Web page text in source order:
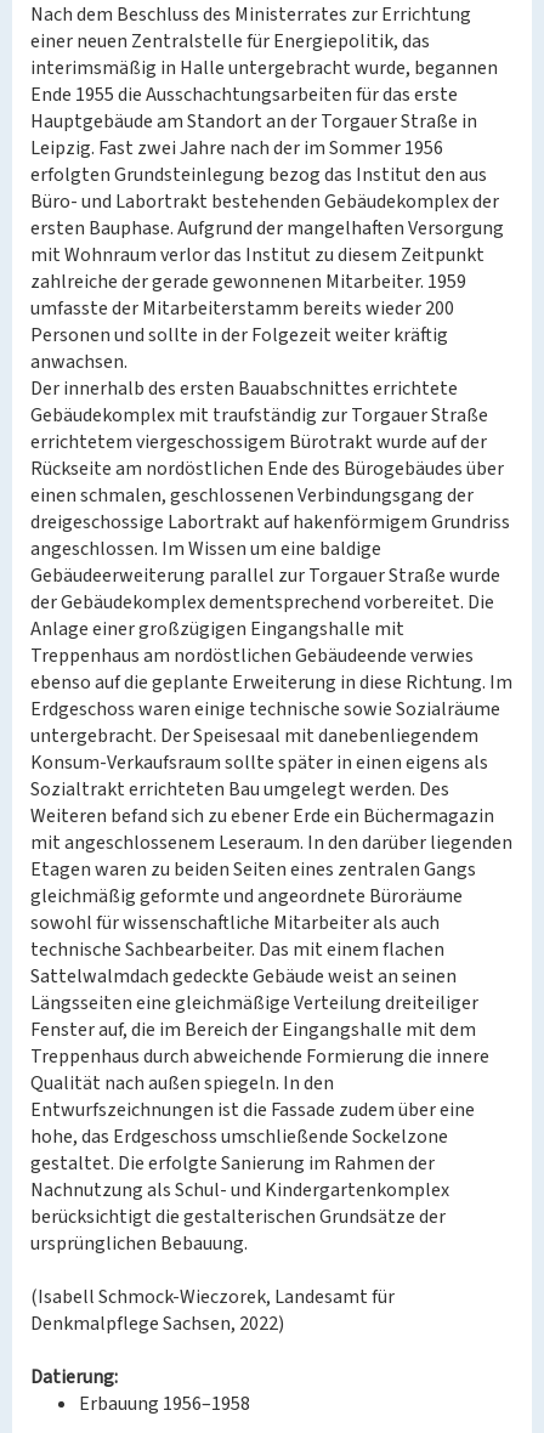
Nach dem Beschluss des Ministerrates zur Errichtung
einer neuen Zentralstelle für Energiepolitik, das
interimsmäßig in Halle untergebracht wurde, begannen
Ende 1955 die Ausschachtungsarbeiten für das erste
Hauptgebäude am Standort an der Torgauer Straße in
Leipzig. Fast zwei Jahre nach der im Sommer 1956
erfolgten Grundsteinlegung bezog das Institut den aus
Büro- und Labortrakt bestehenden Gebäudekomplex der
ersten Bauphase. Aufgrund der mangelhaften Versorgung
mit Wohnraum verlor das Institut zu diesem Zeitpunkt
zahlreiche der gerade gewonnenen Mitarbeiter. 1959
umfasste der Mitarbeiterstamm bereits wieder 200
Personen und sollte in der Folgezeit weiter kräftig
anwachsen.
Der innerhalb des ersten Bauabschnittes errichtete
Gebäudekomplex mit traufständig zur Torgauer Straße
errichtetem viergeschossigem Bürotrakt wurde auf der
Rückseite am nordöstlichen Ende des Bürogebäudes über
einen schmalen, geschlossenen Verbindungsgang der
dreigeschossige Labortrakt auf hakenförmigem Grundriss
angeschlossen. Im Wissen um eine baldige
Gebäudeerweiterung parallel zur Torgauer Straße wurde
der Gebäudekomplex dementsprechend vorbereitet. Die
Anlage einer großzügigen Eingangshalle mit
Treppenhaus am nordöstlichen Gebäudeende verwies
ebenso auf die geplante Erweiterung in diese Richtung. Im
Erdgeschoss waren einige technische sowie Sozialräume
untergebracht. Der Speisesaal mit danebenliegendem
Konsum-Verkaufsraum sollte später in einen eigens als
Sozialtrakt errichteten Bau umgelegt werden. Des
Weiteren befand sich zu ebener Erde ein Büchermagazin
mit angeschlossenem Leseraum. In den darüber liegenden
Etagen waren zu beiden Seiten eines zentralen Gangs
gleichmäßig geformte und angeordnete Büroräume
sowohl für wissenschaftliche Mitarbeiter als auch
technische Sachbearbeiter. Das mit einem flachen
Sattelwalmdach gedeckte Gebäude weist an seinen
Längsseiten eine gleichmäßige Verteilung dreiteiliger
Fenster auf, die im Bereich der Eingangshalle mit dem
Treppenhaus durch abweichende Formierung die innere
Qualität nach außen spiegeln. In den
Entwurfszeichnungen ist die Fassade zudem über eine
hohe, das Erdgeschoss umschließende Sockelzone
gestaltet. Die erfolgte Sanierung im Rahmen der
Nachnutzung als Schul- und Kindergartenkomplex
berücksichtigt die gestalterischen Grundsätze der
ursprünglichen Bebauung.
(Isabell Schmock-Wieczorek, Landesamt für
Denkmalpflege Sachsen, 2022)
Datierung:
Erbauung 1956–1958